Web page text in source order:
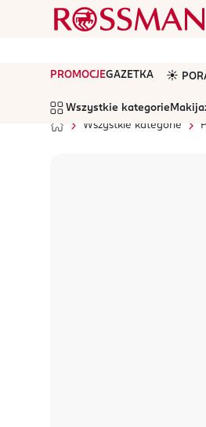
PROMOCJEGAZETKA ☀️
Wszystkie kategorie
Wszystkie kategorie